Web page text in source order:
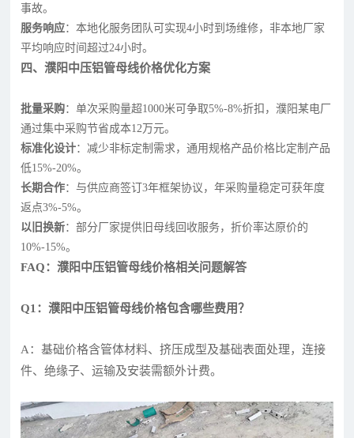
事故。
服务响应：本地化服务团队可实现4小时到场维修，非本地厂家
平均响应时间超过24小时。
四、濮阳中压铝管母线价格优化方案
批量采购：单次采购量超1000米可争取5%-8%折扣，濮阳某电厂
通过集中采购节省成本12万元。
标准化设计：减少非标定制需求，通用规格产品价格比定制产品
低15%-20%。
长期合作：与供应商签订3年框架协议，年采购量稳定可获年度
返点3%-5%。
以旧换新：部分厂家提供旧母线回收服务，折价率达原价的
10%-15%。
FAQ：濮阳中压铝管母线价格相关问题解答
Q1：濮阳中压铝管母线价格包含哪些费用？
A：基础价格含管体材料、挤压成型及基础表面处理，连接
件、绝缘子、运输及安装需额外计费。